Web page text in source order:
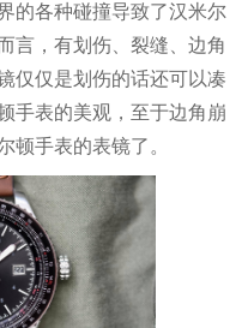
的各种碰撞导致了汉米尔
言，有划伤、裂缝、边角
仅仅是划伤的话还可以凑
手表的美观，至于边角崩
顿手表的表镜了。